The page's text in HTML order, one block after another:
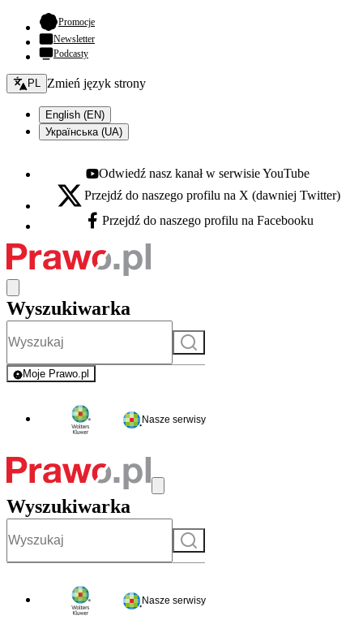
Promocje- otwiera się w nowej karcie
Newsletter
Podcasty
Zmień język - bieżący:
PL Zmień język strony
English (EN)
Українська (UA)
Youtube - otwiera się w nowej karcie
Odwiedź nasz kanał w serwisie YouTube
X - otwiera się w nowej karcie
Przejdź do naszego profilu na X (dawniej Twitter)
Facebook - otwiera się w nowej karcie
Przejdź do naszego profilu na Facebooku
Wyszukiwarka
Szukaj
Moje Prawo.pl
- rejestracja i logowanie do serwisu
Nasze serwisy
Wyszukiwarka
Szukaj
Nasze serwisy